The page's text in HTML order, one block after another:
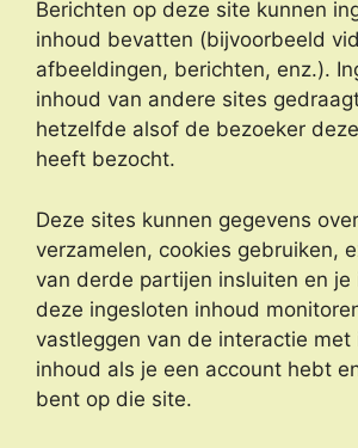
Berichten op deze site kunnen
inhoud bevatten (bijvoorbeeld
afbeeldingen, berichten, enz.).
inhoud van andere sites
hetzelfde alsof de bezoeker
heeft bezocht.
Deze sites kunnen gegevens
verzamelen, cookies gebruiken,
van derde partijen insluiten en
deze ingesloten inhoud
vastleggen van de interactie met
inhoud als je een account hebt
bent op die site.